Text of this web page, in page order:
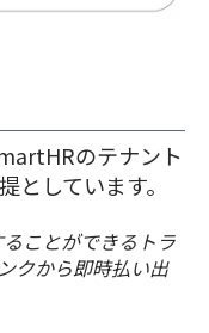
のテナント
としています。
ことができるトラ
クから即時払い出